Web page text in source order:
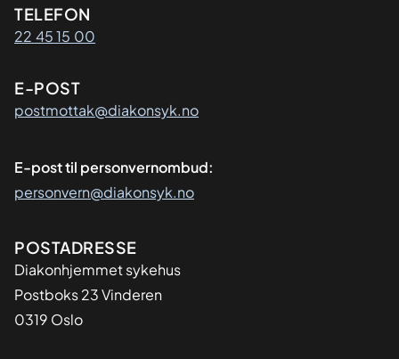
Kontaktinformasjon
TELEFON
22 45 15 00
E-POST
postmottak@diakonsyk.no
E-post til personvernombud:
personvern@diakonsyk.no
Adresse
POSTADRESSE
Diakonhjemmet sykehus
Postboks 23 Vinderen
0319 Oslo